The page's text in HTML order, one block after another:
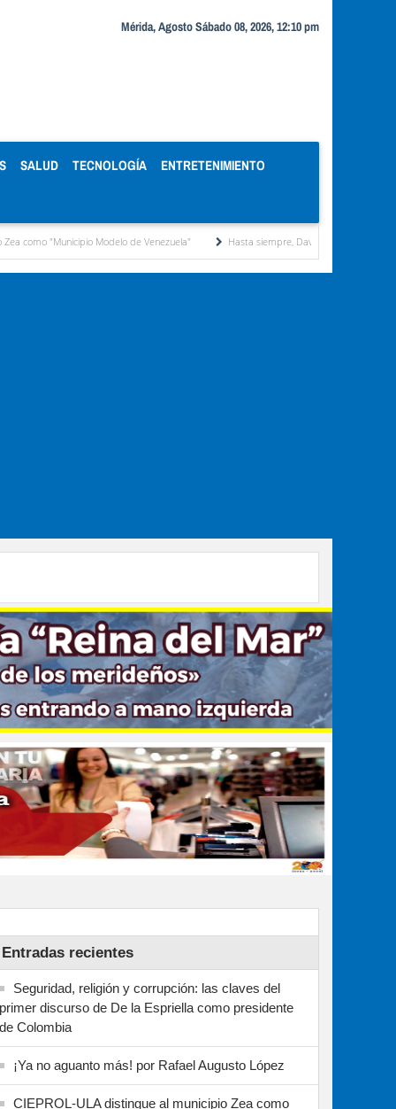
Mérida, Agosto Sábado 08, 2026, 12:10 pm
SALUD TECNOLOGÍA ENTRETENIMIENTO
Modelo de Venezuela" Hasta siempre, David José Lanz: una vida dedicada
Entradas recientes
Seguridad, religión y corrupción: las claves del
primer discurso de De la Espriella como presidente
de Colombia
¡Ya no aguanto más! por Rafael Augusto López
CIEPROL-ULA distingue al municipio Zea como